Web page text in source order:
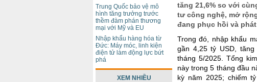
tăng 21,6% so với
tư công nghệ, mở
đang phục hồi và
Trong đó, nhập khẩu
gần 4,25 tỷ USD,
tháng 5/2025. Tổng
này trong 5 tháng đầu
kỳ năm 2025; chiếm
Trung Quốc bảo vệ mô
hình tăng trưởng trước
thềm đàm phán thương
mại với Mỹ và EU
Nhập khẩu hàng hóa từ
Đức: Máy móc, linh kiện
điện tử làm động lực bứt
phá
XEM NHIỀU